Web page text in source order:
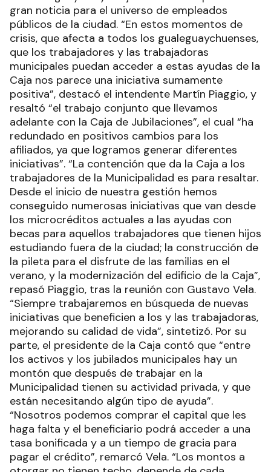
gran noticia para el universo de empleados
públicos de la ciudad. “En estos momentos de
crisis, que afecta a todos los gualeguaychuenses,
que los trabajadores y las trabajadoras
municipales puedan acceder a estas ayudas de la
Caja nos parece una iniciativa sumamente
positiva”, destacó el intendente Martín Piaggio, y
resaltó “el trabajo conjunto que llevamos
adelante con la Caja de Jubilaciones”, el cual “ha
redundado en positivos cambios para los
afiliados, ya que logramos generar diferentes
iniciativas”. “La contención que da la Caja a los
trabajadores de la Municipalidad es para resaltar.
Desde el inicio de nuestra gestión hemos
conseguido numerosas iniciativas que van desde
los microcréditos actuales a las ayudas con
becas para aquellos trabajadores que tienen hijos
estudiando fuera de la ciudad; la construcción de
la pileta para el disfrute de las familias en el
verano, y la modernización del edificio de la Caja”,
repasó Piaggio, tras la reunión con Gustavo Vela.
“Siempre trabajaremos en búsqueda de nuevas
iniciativas que beneficien a los y las trabajadoras,
mejorando su calidad de vida”, sintetizó. Por su
parte, el presidente de la Caja contó que “entre
los activos y los jubilados municipales hay un
montón que después de trabajar en la
Municipalidad tienen su actividad privada, y que
están necesitando algún tipo de ayuda”.
“Nosotros podemos comprar el capital que les
haga falta y el beneficiario podrá acceder a una
tasa bonificada y a un tiempo de gracia para
pagar el crédito”, remarcó Vela. “Los montos a